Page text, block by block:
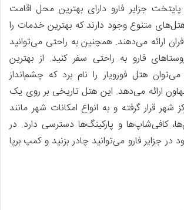
جزایر فارو دارای بهترین محل اقامت
متنوع وجود دارند که بهترین خدمات را
ارائه می‌دهند. همچنین به راحتی می‌توانید
فارو به راحتی سفر کنید. از بهترین
هتل فورویار را نام برد که چشم‌انداز
ارائه می‌دهد. این هتل تاریخی بر روی یک
شهر قرار گرفته و به انواع امکانات شهر مانند
کافی‌شاپ‌ها و پارکینگ‌ها دسترسی دارد. در
جزایر فارو می‌توانید چادر بزنید و کمپ برپا